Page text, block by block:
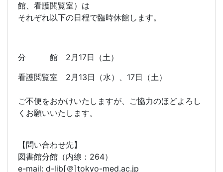
館、看護閲覧室）は
それぞれ以下の日程で臨時休館します。
分 館 2月17日（土）
看護閲覧室 2月13日（水）、17日（土）
ご不便をおかけいたしますが、ご協力のほどよろし
くお願いいたします。
【問い合わせ先】
図書館分館（内線：264）
e-mail: d-lib[＠]tokyo-med.ac.jp